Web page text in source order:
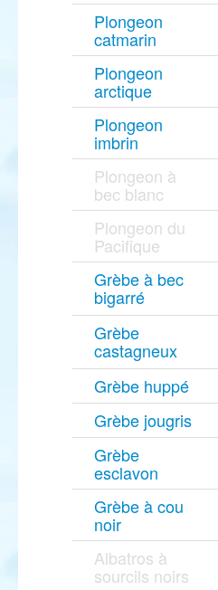
Plongeon
catmarin
Plongeon
arctique
Plongeon
imbrin
Plongeon à
bec blanc
Plongeon du
Pacifique
Grèbe à bec
bigarré
Grèbe
castagneux
Grèbe huppé
Grèbe jougris
Grèbe
esclavon
Grèbe à cou
noir
Albatros à
sourcils noirs